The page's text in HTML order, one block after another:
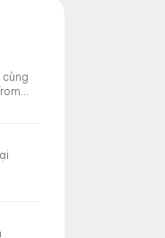
cùng